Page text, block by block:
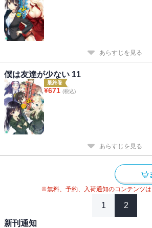
あらすじを見る
僕は友達が少ない 11
最終巻
¥671 (税込)
あらすじを見る
※無料、予約、入荷通知のコンテンツは
1 2
新刊通知